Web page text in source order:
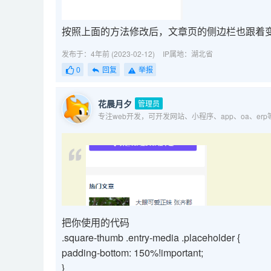
按照上面的方法修改后，文章页的侧边栏也跟着
发布于：4年前 (2023-02-12) IP属地：湖北省
0 回复 举报
花晨月夕
管理员
专注web开发，可开发网站、小程序、app、oa、erp
把你使用的代码
.square-thumb .entry-media .placeholder {
padding-bottom: 150%!important;
}